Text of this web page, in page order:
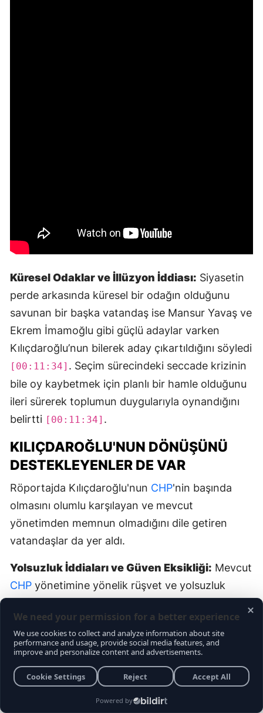
Küresel Odaklar ve İllüzyon İddiası: Siyasetin
perde arkasında küresel bir odağın olduğunu
savunan bir başka vatandaş ise Mansur Yavaş ve
Ekrem İmamoğlu gibi güçlü adaylar varken
Kılıçdaroğlu’nun bilerek aday çıkartıldığını söyledi
[00:11:34] . Seçim sürecindeki seccade krizinin
bile oy kaybetmek için planlı bir hamle olduğunu
ileri sürerek toplumun duygularıyla oynandığını
belirtti [00:11:34] .
KILIÇDAROĞLU'NUN DÖNÜŞÜNÜ
DESTEKLEYENLER DE VAR
Röportajda Kılıçdaroğlu'nun CHP'nin başında
olmasını olumlu karşılayan ve mevcut
yönetimden memnun olmadığını dile getiren
vatandaşlar da yer aldı.
Yolsuzluk İddiaları ve Güven Eksikliği: Mevcut
CHP yönetimine yönelik rüşvet ve yolsuzluk
vatandaş, Güney Kıbrıs Rum Kesimi üzerinden
yapılan para transferi dedikodularının midelerini
bulandırdığını söyledi[00:08:51]. Bu durum
karşısında Kılıçdaroğlu’nun dürüst kalacağını